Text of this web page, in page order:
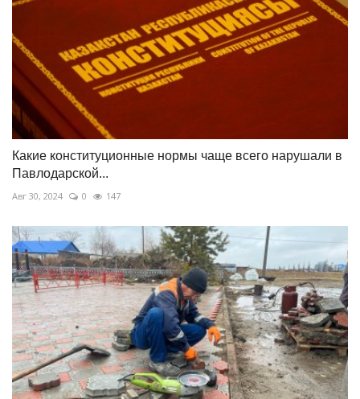
Какие конституционные нормы чаще всего нарушали в
Павлодарской...
Авг 30, 2024 0 147